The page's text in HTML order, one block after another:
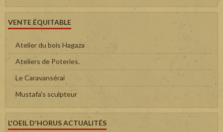
VENTE ÉQUITABLE
Atelier du bois Hagaza
Ateliers de Poteries.
Le Caravansérai
Mustafa's sculpteur
L'OEIL D'HORUS ACTUALITÉS